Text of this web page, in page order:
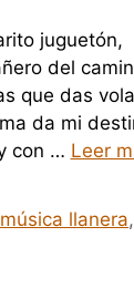
juguetón,
del
que das
da mi
con … Leer
llanera,